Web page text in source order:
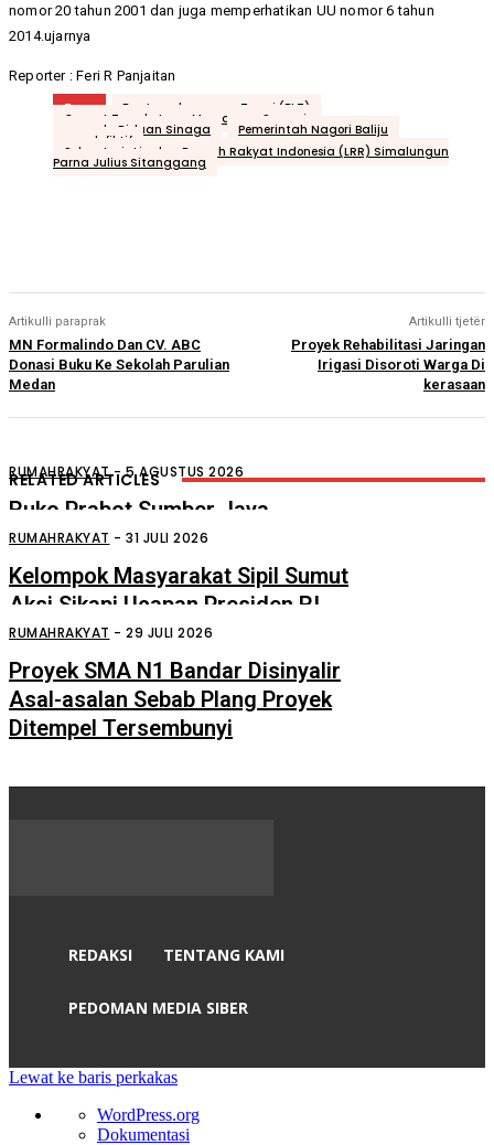
nomor 20 tahun 2001 dan juga memperhatikan UU nomor 6 tahun
2014.ujarnya
Reporter : Feri R Panjaitan
Tags
Bantuan langsung Tunai (BLT)
Camat Tanah Jawa Maryaman Samosir
pangulu Riduan Sinaga Pemerintah Nagori Baliju
proyek fiktif
Sekeretaris Lingkar Rumah Rakyat Indonesia (LRR) Simalungun
Parna Julius Sitanggang
Artikulli paraprak
MN Formalindo Dan CV. ABC
Donasi Buku Ke Sekolah Parulian
Medan
Artikulli tjetër
Proyek Rehabilitasi Jaringan
Irigasi Disoroti Warga Di
kerasaan
RELATED ARTICLES
RUMAHRAKYAT - 5 AGUSTUS 2026
Ruko Prabot Sumber Jaya
Perdagangan Terbakar
RUMAHRAKYAT - 31 JULI 2026
Kelompok Masyarakat Sipil Sumut
Aksi Sikapi Ucapan Presiden RI
Tentang “Londo Ireng”
RUMAHRAKYAT - 29 JULI 2026
Proyek SMA N1 Bandar Disinyalir
Asal-asalan Sebab Plang Proyek
Ditempel Tersembunyi
REDAKSI TENTANG KAMI
PEDOMAN MEDIA SIBER
Lewat ke baris perkakas
Tentang
WordPress
WordPress.org
Dokumentasi